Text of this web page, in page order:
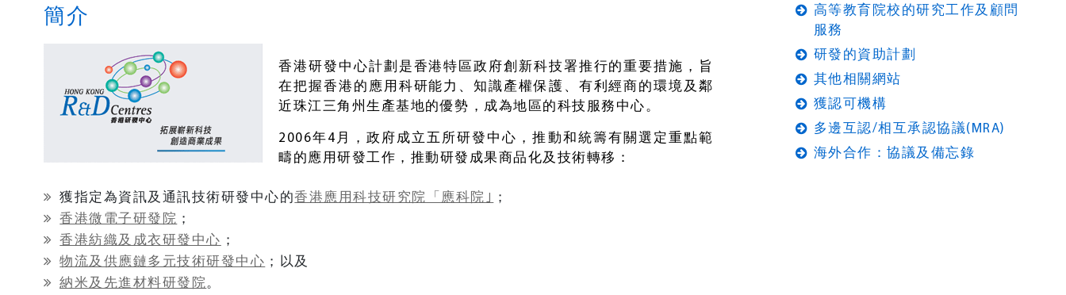
簡介
香港研發中心計劃是香港特區政府創新科技署推行的重要措施，旨
在把握香港的應用科研能力、知識產權保護、有利經商的環境及鄰
近珠江三角州生產基地的優勢，成為地區的科技服務中心。
2006年4月，政府成立五所研發中心，推動和統籌有關選定重點範
疇的應用研發工作，推動研發成果商品化及技術轉移：
獲指定為資訊及通訊技術研發中心的香港應用科技研究院「應科院｣ ；
香港微電子研發院 ；
香港紡織及成衣研發中心 ；
物流及供應鏈多元技術研發中心 ；以及
納米及先進材料研發院。
高等教育院校的研究工作及顧問
服務
研發的資助計劃
其他相關網站
獲認可機構
多邊互認/相互承認協議(MRA)
海外合作：協議及備忘錄